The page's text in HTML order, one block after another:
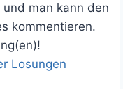
man kann den
kommentieren.
Losungen